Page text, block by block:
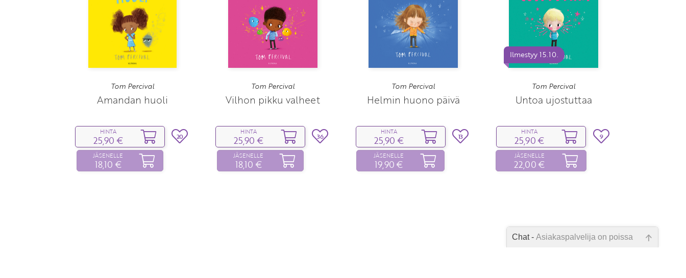
Tom Percival
Amandan huoli
HINTA
25,90 €
JÄSENELLE
18,10 €
20
Tom Percival
Vilhon pikku valheet
HINTA
25,90 €
JÄSENELLE
18,10 €
36
Tom Percival
Helmin huono päivä
HINTA
25,90 €
JÄSENELLE
19,90 €
13
Ilmestyy 15.10.
Tom Percival
Untoa ujostuttaa
HINTA
25,90 €
JÄSENELLE
22,00 €
9
Chat -Asiakaspalvelija on poissa